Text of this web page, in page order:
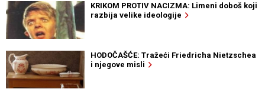
KRIKOM PROTIV NACIZMA: Limeni doboš koji
razbija velike ideologije
HODOČAŠĆE: Tražeći Friedricha Nietzschea
i njegove misli